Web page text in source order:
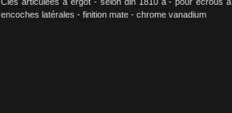
encoches latérales - finition mate - chrome vanadium